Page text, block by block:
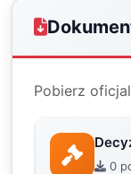
Pobierz
0